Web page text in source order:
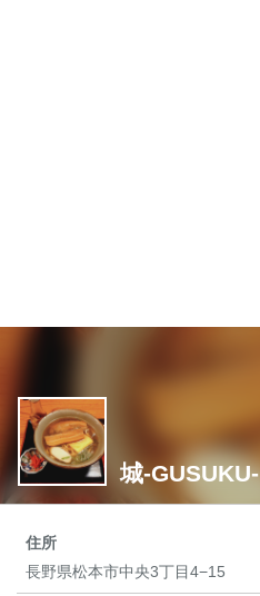
城-GUSUKU-
住所
長野県松本市中央3丁目4−15